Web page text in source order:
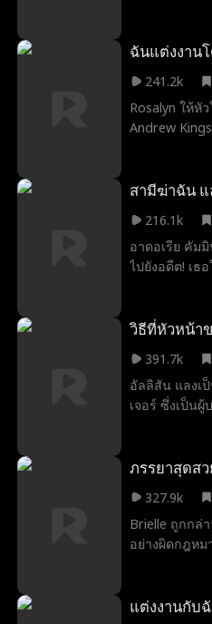
นักแสดงสาวผู้
ผิดในอดีตและ
เวลา...หากผู้
เธอก่อน
ฉันแต่งงาน
241.2k
Rosalyn ให้หั
Andrew
บอกเธอว่า ...
สามีฆ่าฉัน
216.1k
อาดอเรีย คัม
ไปยังอดีต! เธ
อร์ ทนายควา
รู้จักกันมาก่อน
วิธีที่หัวหน้า
391.7k
อัลลิสัน แลงเ
เจอร์ ซึ่งเป็น
เก่าของเธอ ไ
สัมพันธ์กับลูกัส
คาดคิดเกิดขึ้
ข้อความในโท
เขาจะถูกเปิด
ภรรยาสุดส
327.9k
Brielle ถูกกล่
อย่างผิดกฎหม
ความไร้เดียง
แต่งงานกับ